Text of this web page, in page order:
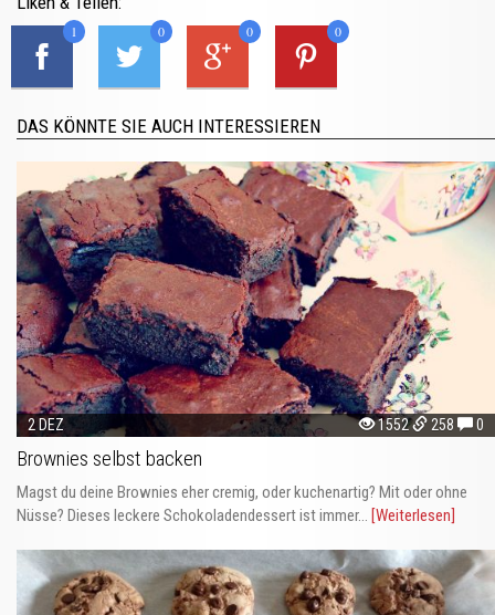
1 0 0 0
DAS KÖNNTE SIE AUCH INTERESSIEREN
2 DEZ 1552 258 0
Brownies selbst backen
Magst du deine Brownies eher cremig, oder kuchenartig? Mit oder ohne
Nüsse? Dieses leckere Schokoladendessert ist immer... [Weiterlesen]